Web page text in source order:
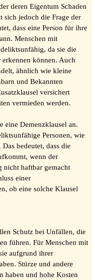
deren Eigentum Schaden
sich jedoch die Frage der
dass eine Person für ihre
Menschen mit
da sie die
können. Auch
ähnlich wie kleine
und Bekannten
versichert
vermieden werden.
eine Demenzklausel an.
Personen, wie
bedeutet, dass die
wenn der
nicht haftbar gemacht
einer
ob eine solche Klausel
Schutz bei Unfällen, die
führen. Für Menschen mit
aufgrund ihrer
Stürze und andere
haben und hohe Kosten